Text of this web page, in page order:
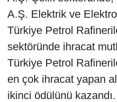
A.Ş. Elektrik ve
Türkiye Petrol
sektöründe ihracat
Türkiye Petrol
en çok ihracat yapan
ikinci ödülünü